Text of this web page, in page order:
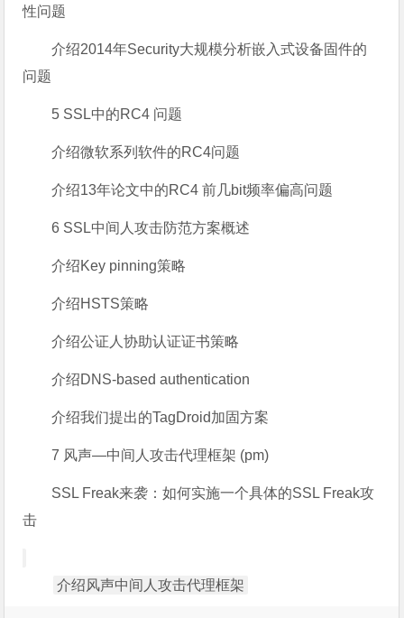
性问题
介绍2014年Security大规模分析嵌入式设备固件的
问题
5 SSL中的RC4 问题
介绍微软系列软件的RC4问题
介绍13年论文中的RC4 前几bit频率偏高问题
6 SSL中间人攻击防范方案概述
介绍Key pinning策略
介绍HSTS策略
介绍公证人协助认证证书策略
介绍DNS-based authentication
介绍我们提出的TagDroid加固方案
7 风声—中间人攻击代理框架 (pm)
SSL Freak来袭：如何实施一个具体的SSL Freak攻
击
介绍风声中间人攻击代理框架